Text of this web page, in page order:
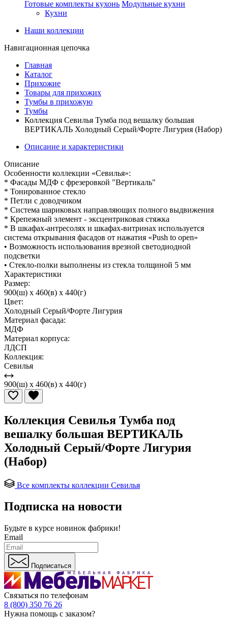
Готовые комплекты кухонь Модульные кухни
Кухни
Наши коллекции
Навигационная цепочка
Главная
Каталог
Прихожие
Товары для прихожих
Тумбы в прихожую
Тумбы
Коллекция Севилья Тумба под вешалку большая
ВЕРТИКАЛЬ Холодный Серый/Форте Лигурия (Набор)
Описание и характеристики
Описание
Особенности коллекции «Севилья»:
* Фасады МДФ с фрезеровкой "Вертикаль"
* Тонированное стекло
* Петли с доводчиком
* Система шариковых направляющих полного выдвижения
* Крепежный элемент - эксцентриковая стяжка
* В шкафах-антресолях и шкафах-витринах используется
система открывания фасадов от нажатия «Push to open»
• Возможность использования врезной светодиодной
подсветки
• Стекло-полки выполнены из стекла толщиной 5 мм
Характеристики
Размер:
900(ш) x 460(в) x 440(г)
Цвет:
Холодный Серый/Форте Лигурия
Материал фасада:
МДФ
Материал корпуса:
ЛДСП
Коллекция:
Севилья
900(ш) x 460(в) x 440(г)
Коллекция Севилья Тумба под
вешалку большая ВЕРТИКАЛЬ
Холодный Серый/Форте Лигурия
(Набор)
Все комплекты коллекции Севилья
Подписка на новости
Будьте в курсе новинок фабрики!
Email
Подписаться
Связаться по телефонам
8 (800) 350 76 26
Нужна помощь с заказом?